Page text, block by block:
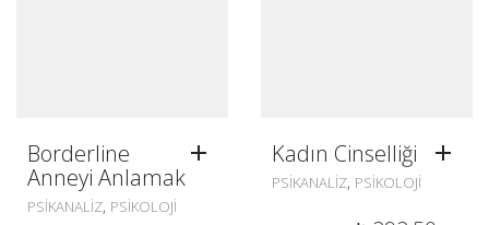
Borderline
Anneyi Anlamak
PSIKANALIZ, PSIKOLOJI
Kadın Cinselliği
PSIKANALIZ, PSIKOLOJI